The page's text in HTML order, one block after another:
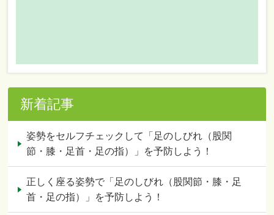
新着記事
姿勢をセルフチェックして「足のしびれ（股関
節・膝・足首・足の指）」を予防しよう！
正しく座る姿勢で「足のしびれ（股関節・膝・足
首・足の指）」を予防しよう！